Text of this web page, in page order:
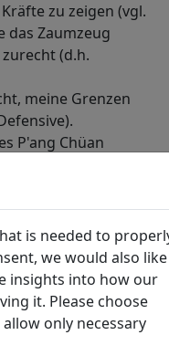
zu zeigen (vgl.
das Zaumzeug
(d.h.
meine Grenzen
P'ang Chüan
diesen ermorden
zu fürchten). -
aus der
all' dieses
müde
voll Kränkung
hätte Dich
is needed to
we would also like
insights into how our
it. Please choose
only necessary